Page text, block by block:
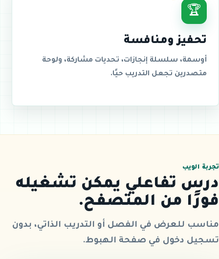
🏆
تحفيز ومنافسة
أوسمة، سلسلة إنجازات، تحديات مشاركة، ولوحة
متصدرين تجعل التدريب حيًا.
تجربة الويب
درس تفاعلي يمكن تشغيله
فورًا من المتصفح.
مناسب للعرض في الفصل أو التدريب الذاتي، بدون
تسجيل دخول في صفحة الهبوط.